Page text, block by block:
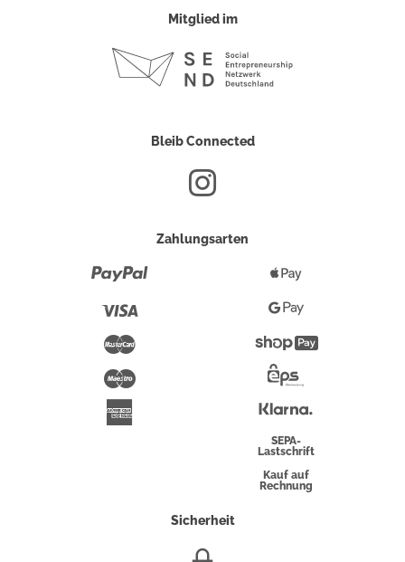
Mitglied im
Bleib Connected
Zahlungsarten
Maestro
Pay
Google
Pay
Überweisung
SEPA-
Lastschrift
Kauf auf
Rechnung
Sicherheit